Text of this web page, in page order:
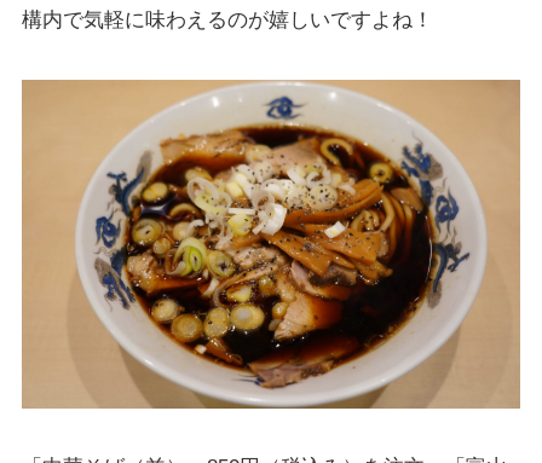
構内で気軽に味わえるのが嬉しいですよね！